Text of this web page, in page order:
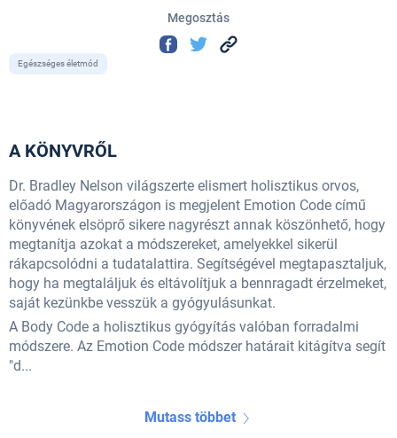
Megosztás
Egészséges életmód
A KÖNYVRŐL
Dr. Bradley Nelson világszerte elismert holisztikus orvos,
előadó Magyarországon is megjelent Emotion Code című
könyvének elsöprő sikere nagyrészt annak köszönhető, hogy
megtanítja azokat a módszereket, amelyekkel sikerül
rákapcsolódni a tudatalattira. Segítségével megtapasztaljuk,
hogy ha megtaláljuk és eltávolítjuk a bennragadt érzelmeket,
saját kezünkbe vesszük a gyógyulásunkat.
A Body Code a holisztikus gyógyítás valóban forradalmi
módszere. Az Emotion Code módszer határait kitágítva segít
"d...
Mutass többet